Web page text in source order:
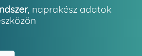
, naprakész adatok